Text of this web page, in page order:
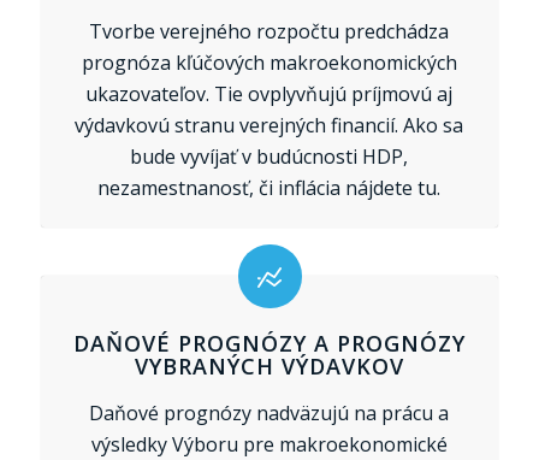
Tvorbe verejného rozpočtu predchádza
prognóza kľúčových makroekonomických
ukazovateľov. Tie ovplyvňujú príjmovú aj
výdavkovú stranu verejných financií. Ako sa
bude vyvíjať v budúcnosti HDP,
nezamestnanosť, či inflácia nájdete tu.
DAŇOVÉ PROGNÓZY A PROGNÓZY
VYBRANÝCH VÝDAVKOV
Daňové prognózy nadväzujú na prácu a
výsledky Výboru pre makroekonomické